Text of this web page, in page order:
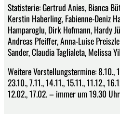
Statisterie: Gertrud Anies, Bianca
Kerstin Haberling, Fabienne-Deniz
Hamparoglu, Dirk Hofmann, Hardy
Andreas Pfeiffer, Anna-Luise
Sander, Claudia Taglialeta, Melissa
Weitere Vorstellungstermine: 8.10.,
23.10., 7.11., 14.11., 15.11., 11.12.,
12.02., 17.02. – immer um 19.30 Uhr